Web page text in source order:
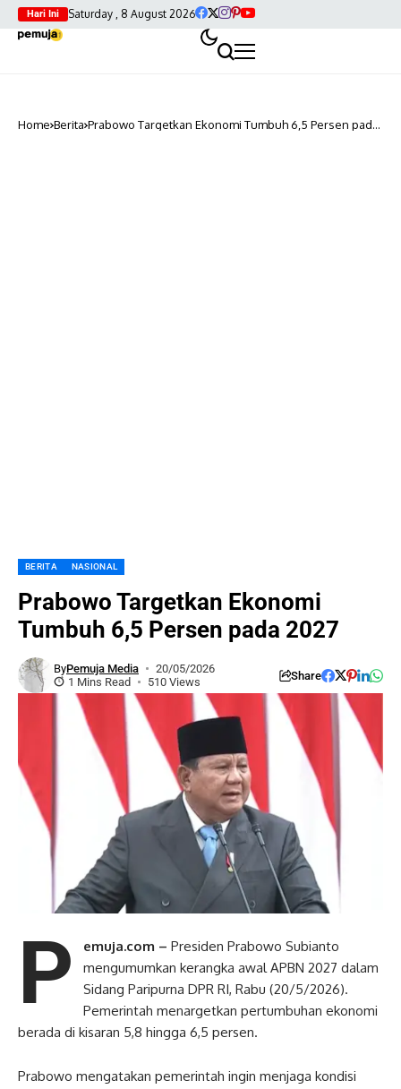
Hari Ini Saturday , 8 August 2026
Home Berita Prabowo Targetkan Ekonomi Tumbuh 6,5 Persen pada
BERITA NASIONAL
Prabowo Targetkan Ekonomi
Tumbuh 6,5 Persen pada 2027
ByPemuja Media
20/05/2026
1 Mins Read
510 Views Share
P emuja.com – Presiden Prabowo Subianto
mengumumkan kerangka awal APBN 2027 dalam
Sidang Paripurna DPR RI, Rabu (20/5/2026).
Pemerintah menargetkan pertumbuhan ekonomi
berada di kisaran 5,8 hingga 6,5 persen.
Prabowo mengatakan pemerintah ingin menjaga kondisi